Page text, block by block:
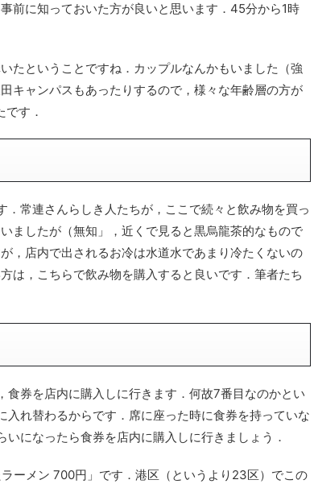
前に知っておいた方が良いと思います．45分から1時
たということですね．カップルなんかもいました（強
キャンパスもあったりするので，様々な年齢層の方が
す．
常連さんらしき人たちが，ここで続々と飲み物を買っ
ましたが（無知」，近くで見ると黒烏龍茶的なもので
，店内で出されるお冷は水道水であまり冷たくないの
は，こちらで飲み物を購入すると良いです．筆者たち
食券を店内に購入しに行きます．何故7番目なのかとい
入れ替わるからです．席に座った時に食券を持っていな
になったら食券を店内に購入しに行きましょう．
ーメン 700円」です．港区（というより23区）でこの